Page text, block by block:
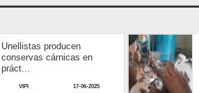
Unellistas producen
conservas cárnicas en
práct...
VIPI 17-06-2025